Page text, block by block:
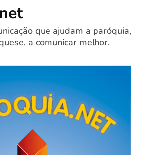
que ajudam a paróquia,
a comunicar melhor.